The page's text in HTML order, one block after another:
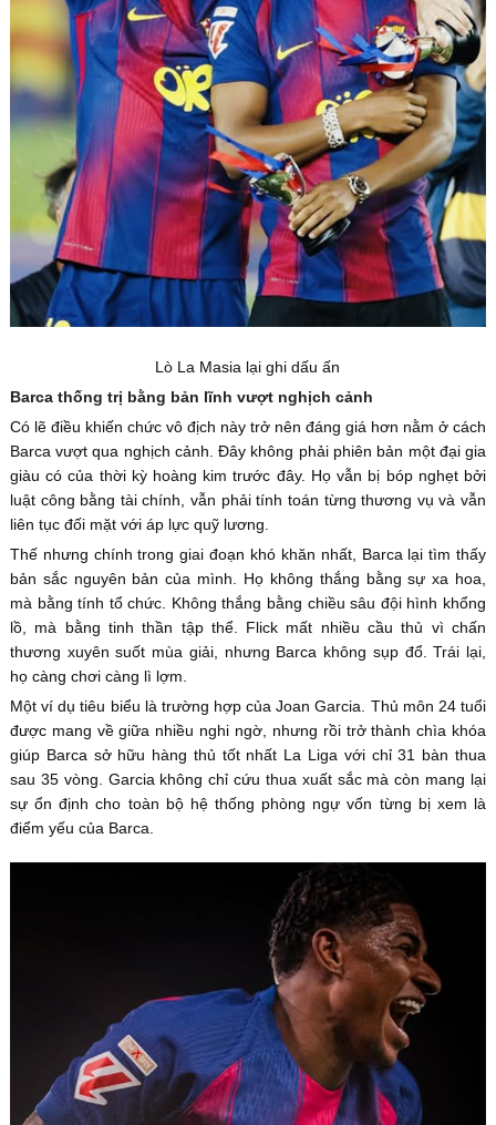
Lò La Masia lại ghi dấu ấn
Barca thống trị bằng bản lĩnh vượt nghịch cảnh
Có lẽ điều khiến chức vô địch này trở nên đáng giá hơn nằm ở cách
Barca vượt qua nghịch cảnh. Đây không phải phiên bản một đại gia
giàu có của thời kỳ hoàng kim trước đây. Họ vẫn bị bóp nghẹt bởi
luật công bằng tài chính, vẫn phải tính toán từng thương vụ và vẫn
liên tục đối mặt với áp lực quỹ lương.
Thế nhưng chính trong giai đoạn khó khăn nhất, Barca lại tìm thấy
bản sắc nguyên bản của mình. Họ không thắng bằng sự xa hoa,
mà bằng tính tổ chức. Không thắng bằng chiều sâu đội hình khổng
lồ, mà bằng tinh thần tập thể. Flick mất nhiều cầu thủ vì chấn
thương xuyên suốt mùa giải, nhưng Barca không sụp đổ. Trái lại,
họ càng chơi càng lì lợm.
Một ví dụ tiêu biểu là trường hợp của Joan Garcia. Thủ môn 24 tuổi
được mang về giữa nhiều nghi ngờ, nhưng rồi trở thành chìa khóa
giúp Barca sở hữu hàng thủ tốt nhất La Liga với chỉ 31 bàn thua
sau 35 vòng. Garcia không chỉ cứu thua xuất sắc mà còn mang lại
sự ổn định cho toàn bộ hệ thống phòng ngự vốn từng bị xem là
điểm yếu của Barca.